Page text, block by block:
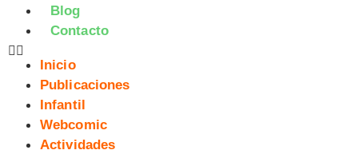
Blog
Contacto
Inicio
Publicaciones
Infantil
Webcomic
Actividades